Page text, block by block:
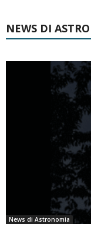
NEWS DI
News di Astronomia